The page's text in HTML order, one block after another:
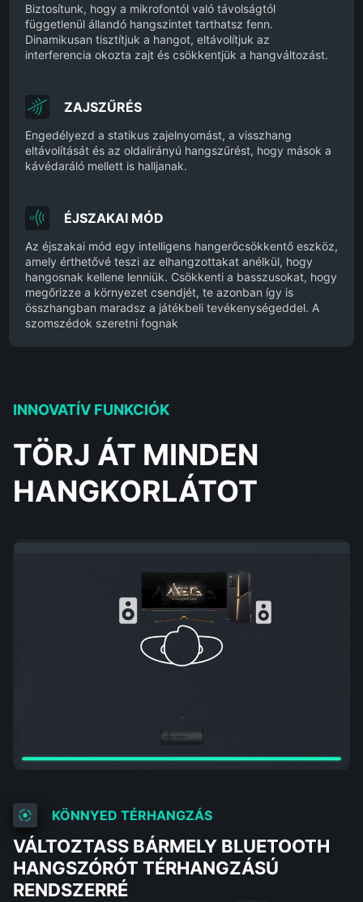
Biztosítunk, hogy a mikrofontól való távolságtól
függetlenül állandó hangszintet tarthatsz fenn.
Dinamikusan tisztítjuk a hangot, eltávolítjuk az
interferencia okozta zajt és csökkentjük a hangváltozást.
ZAJSZŰRÉS
Engedélyezd a statikus zajelnyomást, a visszhang
eltávolítását és az oldalirányú hangszűrést, hogy mások a
kávédaráló mellett is halljanak.
ÉJSZAKAI MÓD
Az éjszakai mód egy intelligens hangerőcsökkentő eszköz,
amely érthetővé teszi az elhangzottakat anélkül, hogy
hangosnak kellene lenniük. Csökkenti a basszusokat, hogy
megőrizze a környezet csendjét, te azonban így is
összhangban maradsz a játékbeli tevékenységeddel. A
szomszédok szeretni fognak
INNOVATÍV FUNKCIÓK
TÖRJ ÁT MINDEN
HANGKORLÁTOT
KÖNNYED TÉRHANGZÁS
VÁLTOZTASS BÁRMELY BLUETOOTH
HANGSZÓRÓT TÉRHANGZÁSÚ
RENDSZERRÉ